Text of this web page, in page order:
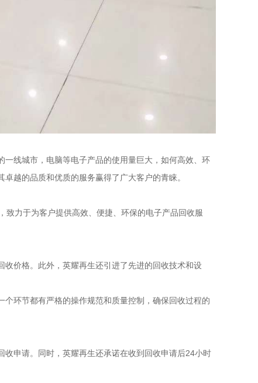
线城市，电脑等电子产品的使用量巨大，如何高效、环
越的品质和优质的服务赢得了广大客户的青睐。
致力于为客户提供高效、便捷、环保的电子产品回收服
价格。此外，英耀再生还引进了先进的回收技术和设
环节都有严格的操作规范和质量控制，确保回收过程的
申请。同时，英耀再生还承诺在收到回收申请后24小时